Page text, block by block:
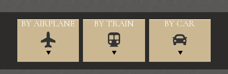
BY AIRPLANE BY TRAIN BY CAR